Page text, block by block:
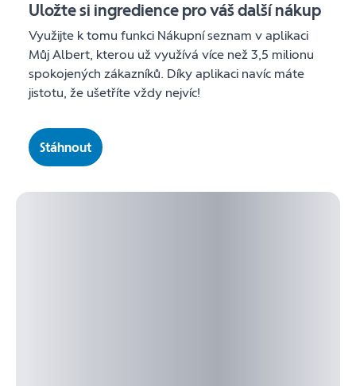
Uložte si ingredience pro váš další nákup
Využijte k tomu funkci Nákupní seznam v aplikaci
Můj Albert, kterou už využívá více než 3,5 milionu
spokojených zákazníků. Díky aplikaci navíc máte
jistotu, že ušetříte vždy nejvíc!
Stáhnout